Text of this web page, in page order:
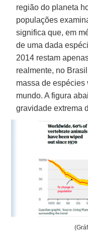
região do planeta
populações
significa que, em
de uma dada
2014 restam
realmente, no
massa de espécies
mundo. A figura
gravidade extrema